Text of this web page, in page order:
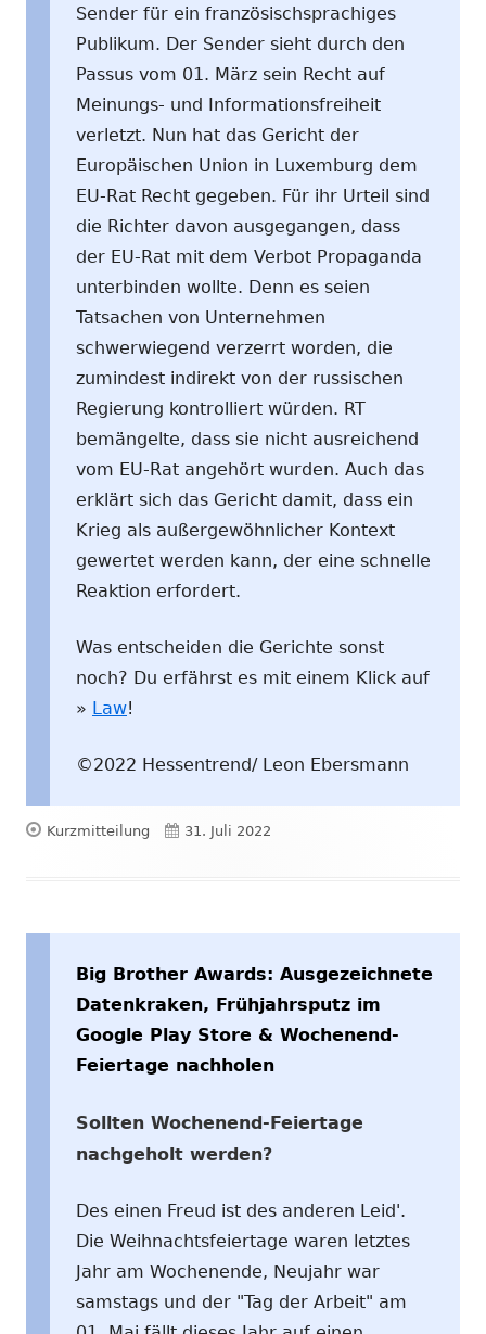
Sender für ein französischsprachiges
Publikum. Der Sender sieht durch den
Passus vom 01. März sein Recht auf
Meinungs- und Informationsfreiheit
verletzt. Nun hat das Gericht der
Europäischen Union in Luxemburg dem
EU-Rat Recht gegeben. Für ihr Urteil sind
die Richter davon ausgegangen, dass
der EU-Rat mit dem Verbot Propaganda
unterbinden wollte. Denn es seien
Tatsachen von Unternehmen
schwerwiegend verzerrt worden, die
zumindest indirekt von der russischen
Regierung kontrolliert würden. RT
bemängelte, dass sie nicht ausreichend
vom EU-Rat angehört wurden. Auch das
erklärt sich das Gericht damit, dass ein
Krieg als außergewöhnlicher Kontext
gewertet werden kann, der eine schnelle
Reaktion erfordert.
Was entscheiden die Gerichte sonst
noch? Du erfährst es mit einem Klick auf
» Law!
©2022 Hessentrend/ Leon Ebersmann
Format
Kurzmitteilung Veröffentlicht
31. Juli 2022
Big Brother Awards: Ausgezeichnete
Datenkraken, Frühjahrsputz im
Google Play Store & Wochenend-
Feiertage nachholen
Sollten Wochenend-Feiertage
nachgeholt werden?
Des einen Freud ist des anderen Leid'.
Die Weihnachtsfeiertage waren letztes
Jahr am Wochenende, Neujahr war
samstags und der "Tag der Arbeit" am